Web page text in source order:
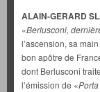
ALAIN-GERARD
«Berlusconi,
l’ascension, sa
bon apôtre de
dont Berlusconi
l’émission de «